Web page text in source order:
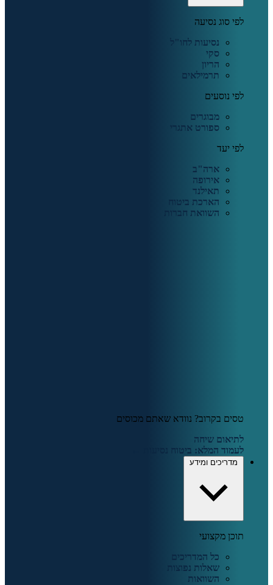
לפי סוג נסיעה
נסיעות לחו"ל
סקי
הריון
תרמילאים
לפי נוסעים
מבוגרים
ספורט אתגרי
לפי יעד
ארה"ב
אירופה
תאילנד
הארכת ביטוח
השוואת חברות
טסים בקרוב? נוודא שאתם מכוסים
לתיאום שיחה
לעמוד המלא: ביטוח נסיעות ←
מדריכים ומידע
תוכן מקצועי
כל המדריכים
שאלות נפוצות
השוואות